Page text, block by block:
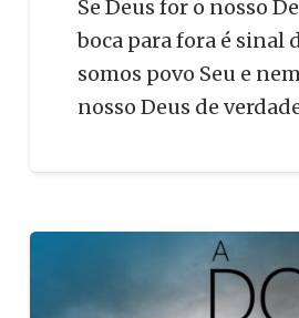
Se Deus for o nosso
boca para fora é sinal
somos povo Seu e
nosso Deus de